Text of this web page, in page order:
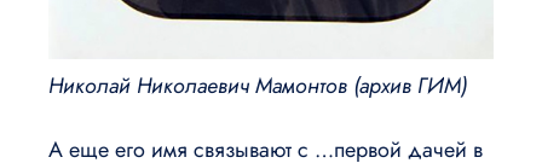
Николай Николаевич Мамонтов (архив ГИМ)
А еще его имя связывают с …первой дачей в